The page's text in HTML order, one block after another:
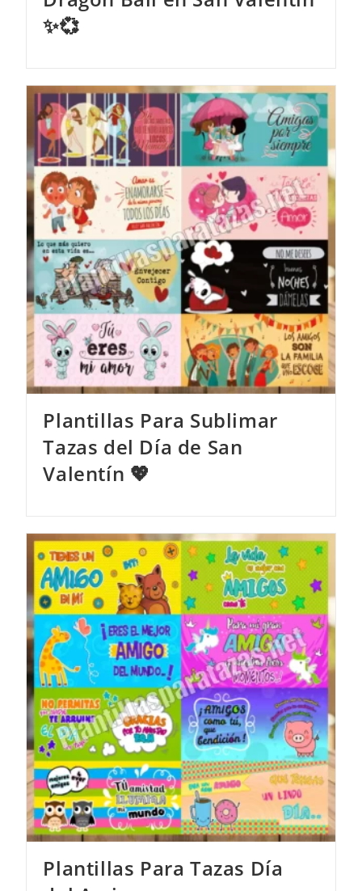
✨💞
Plantillas Para Sublimar
Tazas del Día de San
Valentín 💖
Plantillas Para Tazas Día